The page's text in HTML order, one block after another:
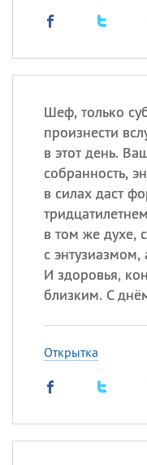
Шеф, только
произнести
в этот день.
собранность,
в силах даст
в том же духе,
с
И здоровья,
близким. С
Открытка